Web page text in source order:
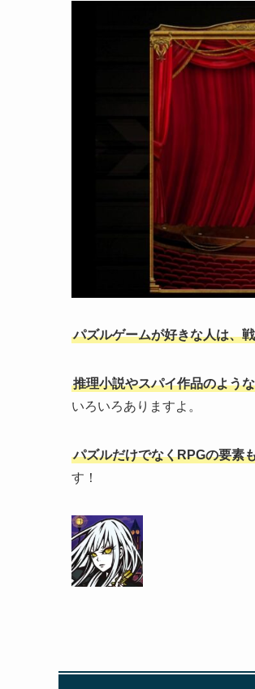
パズルゲームが好きな人は、
推理小説やスパイ作品のよう
いろいろありますよ。
パズルだけでなくRPGの要素
す！